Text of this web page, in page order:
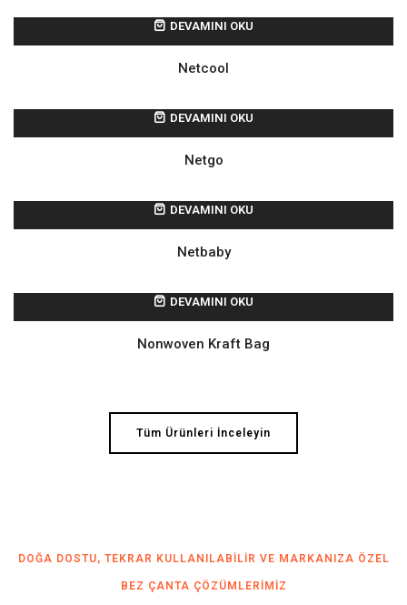
DEVAMINI OKU
Netcool
DEVAMINI OKU
Netgo
DEVAMINI OKU
Netbaby
DEVAMINI OKU
Nonwoven Kraft Bag
Tüm Ürünleri İnceleyin
DOĞA DOSTU, TEKRAR KULLANILABILIR VE MARKANIZA ÖZEL
BEZ ÇANTA ÇÖZÜMLERIMIZ